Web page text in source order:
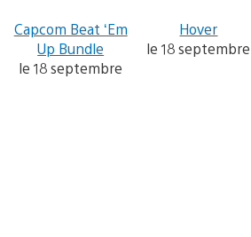
Capcom Beat ‘Em
Up Bundle
le 18 septembre
Hover
le 18 septembre